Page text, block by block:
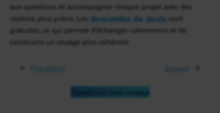
aux questions et accompagner chaque projet avec des
repères plus précis. Les demandes de devis sont
gratuites, ce qui permet d’échanger calmement et de
construire un voyage plus cohérent.
← Suivant →
Construire mon voyage